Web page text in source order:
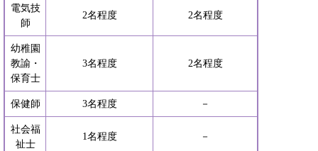
電気技
師
2名程度 2名程度
幼稚園
教諭・
保育士
3名程度 2名程度
保健師 3名程度 －
社会福
祉士
1名程度 －